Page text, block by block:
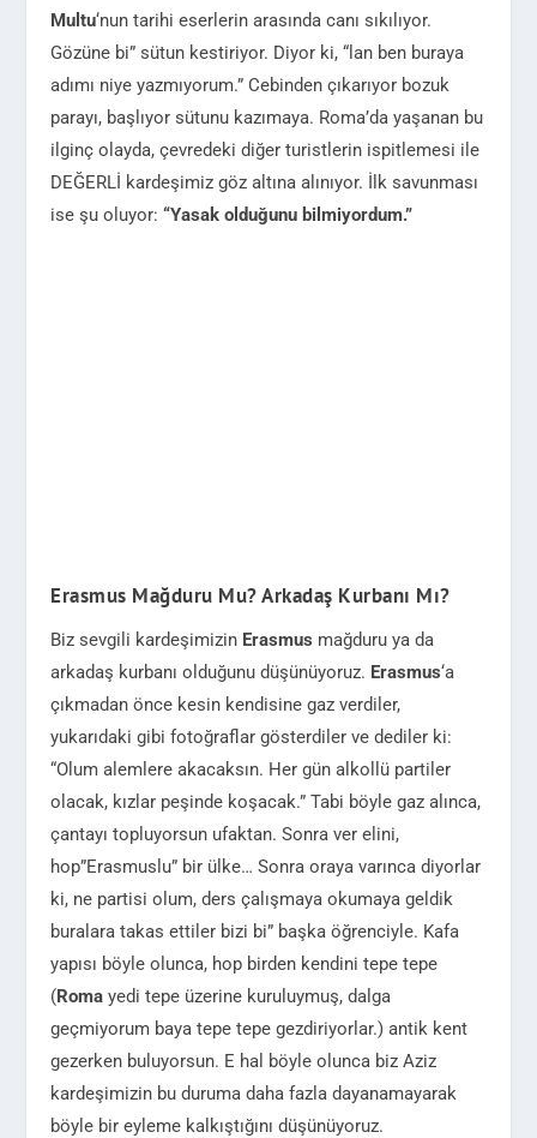
Multu‘nun tarihi eserlerin arasında canı sıkılıyor.
Gözüne bi” sütun kestiriyor. Diyor ki, “lan ben buraya
adımı niye yazmıyorum.” Cebinden çıkarıyor bozuk
parayı, başlıyor sütunu kazımaya. Roma’da yaşanan bu
ilginç olayda, çevredeki diğer turistlerin ispitlemesi ile
DEĞERLİ kardeşimiz göz altına alınıyor. İlk savunması
ise şu oluyor:“Yasak olduğunu bilmiyordum.”
Erasmus Mağduru Mu? Arkadaş Kurbanı Mı?
Biz sevgili kardeşimizin Erasmus mağduru ya da
arkadaş kurbanı olduğunu düşünüyoruz. Erasmus‘a
çıkmadan önce kesin kendisine gaz verdiler,
yukarıdaki gibi fotoğraflar gösterdiler ve dediler ki:
“Olum alemlere akacaksın. Her gün alkollü partiler
olacak, kızlar peşinde koşacak.” Tabi böyle gaz alınca,
çantayı topluyorsun ufaktan. Sonra ver elini,
hop”Erasmuslu” bir ülke… Sonra oraya varınca diyorlar
ki, ne partisi olum, ders çalışmaya okumaya geldik
buralara takas ettiler bizi bi” başka öğrenciyle. Kafa
yapısı böyle olunca, hop birden kendini tepe tepe
(Roma yedi tepe üzerine kuruluymuş, dalga
geçmiyorum baya tepe tepe gezdiriyorlar.) antik kent
gezerken buluyorsun. E hal böyle olunca biz Aziz
kardeşimizin bu duruma daha fazla dayanamayarak
böyle bir eyleme kalkıştığını düşünüyoruz.